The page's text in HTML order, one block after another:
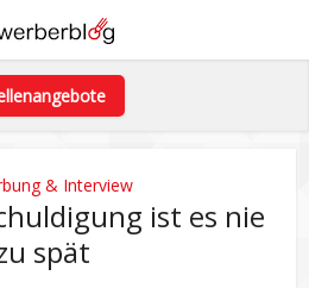
& Interview
ist es nie
spät